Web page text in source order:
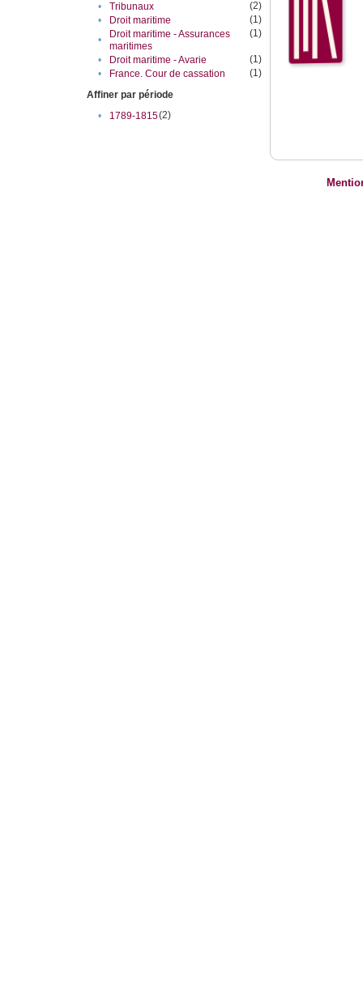
•
Tribunaux
(2)
•
Droit maritime
(1)
•
Droit maritime - Assurances
maritimes
(1)
• Droit maritime - Avarie
(1)
•
France. Cour de cassation
(1)
Affiner par période
•
1789-1815(2)